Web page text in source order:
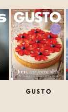
GUSTO